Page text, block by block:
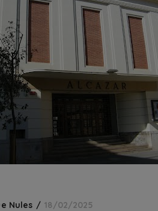
Nules 18/02/2025